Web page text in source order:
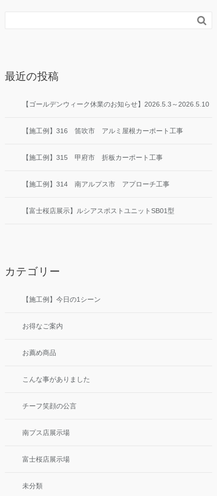

最近の投稿
【ゴールデンウィーク休業のお知らせ】2026.5.3～2026.5.10
【施工例】316 笛吹市 アルミ屋根カーポート工事
【施工例】315 甲府市 折板カーポート工事
【施工例】314 南アルプス市 アプローチ工事
【富士桜店展示】ルシアスポストユニットSB01型
カテゴリー
【施工例】今日の1シーン
お得なご案内
お薦め商品
こんな事がありました
チーフ笑顔の公言
南プス店展示場
富士桜店展示場
未分類